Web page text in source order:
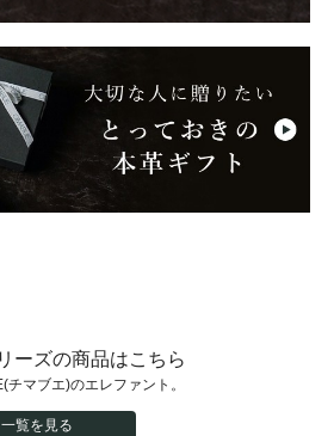
ーズの商品はこちら
チマブエ)のエレファント。
一覧を見る